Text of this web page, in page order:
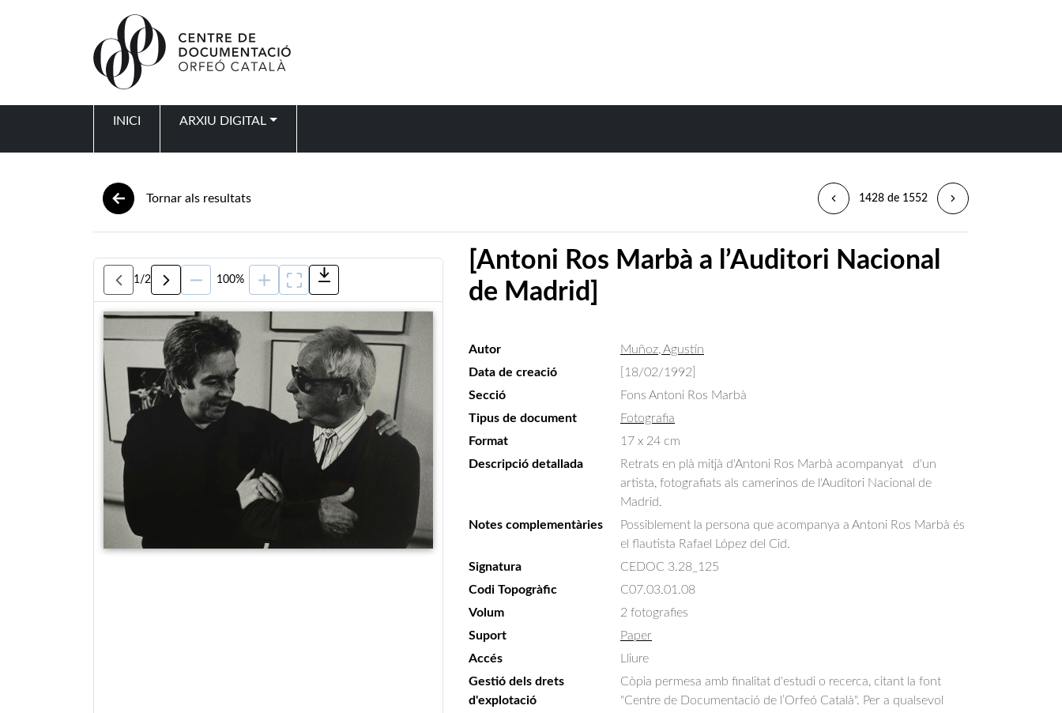
INICI ARXIU DIGITAL
Tornar als resultats 1428 de 1552
1 /2 100%
[Antoni Ros Marbà a l’Auditori Nacional
de Madrid]
Autor
Muñoz, Agustín
Data de creació
[18/02/1992]
Secció
Fons Antoni Ros Marbà
Tipus de document
Fotografia
Format
17 x 24 cm
Descripció detallada
Retrats en plà mitjà d'Antoni Ros Marbà acompanyat   d'un
artista, fotografiats als camerinos de l'Auditori Nacional de
Madrid.
Notes complementàries
Possiblement la persona que acompanya a Antoni Ros Marbà és
el flautista Rafael López del Cid.
Signatura
CEDOC 3.28_125
Codi Topogràfic
C07.03.01.08
Volum
2 fotografies
Suport
Paper
Accés
Lliure
Gestió dels drets
d'explotació
Còpia permesa amb finalitat d'estudi o recerca, citant la font
"Centre de Documentació de l’Orfeó Català". Per a qualsevol